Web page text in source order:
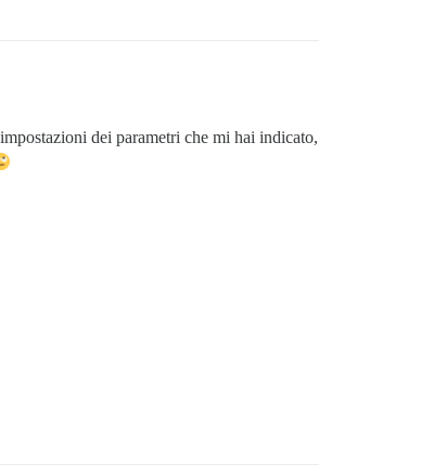
dei parametri che mi hai indicato,